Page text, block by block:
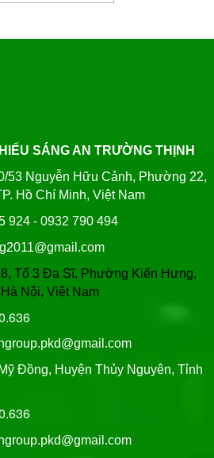
hệ
Mặt Trời
hệ
Đường Led 200W
Light Năng Lượng
Trời ATT NLMT 300W
hệ
Cao Áp Tại TP. Tam
Sáng Tại TP HCM
Hiệu Chíp Led
Lượng Philips, Cree,
An Trường
Mạ Nhúng Kẽm
Trình Mạ Nhúng Kẽm
Trụ Đèn Chiếu Sáng
Áp
SÁNG AN TRƯỜNG THỊNH
53 Nguyễn Hữu Cảnh, Phường 22,
Hồ Chí Minh, Việt Nam
924 - 0932 790 494
Tổ 3 Đa Sĩ, Phường Kiến Hưng,
Nội, Việt Nam
Đồng, Huyện Thủy Nguyên, Tỉnh